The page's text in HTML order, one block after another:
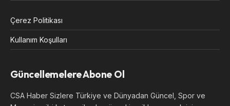
Çerez Politikası
Kullanım Koşulları
Güncellemelere Abone Ol
CSA Haber Sizlere Türkiye ve Dünyadan Güncel, Spor ve